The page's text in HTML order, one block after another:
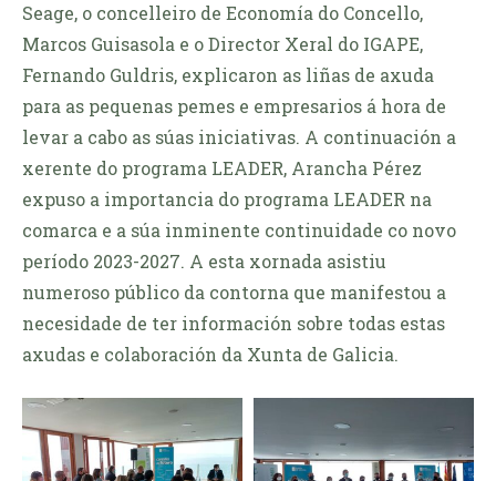
Seage, o concelleiro de Economía do Concello,
Marcos Guisasola e o Director Xeral do IGAPE,
Fernando Guldris, explicaron as liñas de axuda
para as pequenas pemes e empresarios á hora de
levar a cabo as súas iniciativas. A continuación a
xerente do programa LEADER, Arancha Pérez
expuso a importancia do programa LEADER na
comarca e a súa inminente continuidade co novo
período 2023-2027. A esta xornada asistiu
numeroso público da contorna que manifestou a
necesidade de ter información sobre todas estas
axudas e colaboración da Xunta de Galicia.